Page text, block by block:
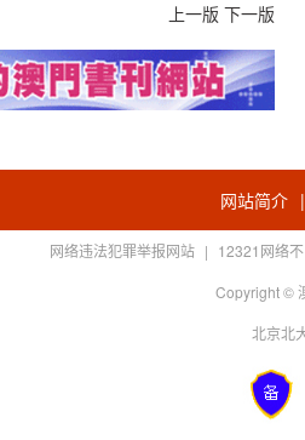
上一版 下一版
网站简介
网络违法犯罪举报网站 | 12321网络
Copyright ©
北京北